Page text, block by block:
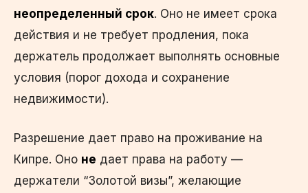
неопределенный срок. Оно не имеет срока
действия и не требует продления, пока
держатель продолжает выполнять основные
условия (порог дохода и сохранение
недвижимости).
Разрешение дает право на проживание на
Кипре. Оно не дает права на работу —
держатели “Золотой визы”, желающие